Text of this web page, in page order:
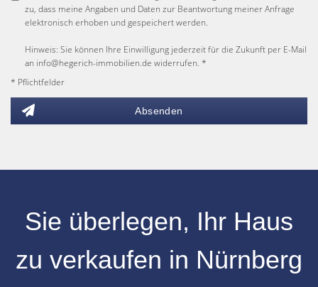
zu, dass meine Angaben und Daten zur Beantwortung meiner Anfrage
elektronisch erhoben und gespeichert werden.
Hinweis: Sie können Ihre Einwilligung jederzeit für die Zukunft per E-Mail
an info@hegerich-immobilien.de widerrufen. *
* Pflichtfelder
Absenden
Sie überlegen, Ihr Haus
zu verkaufen in Nürnberg